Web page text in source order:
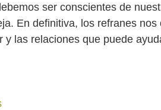
ser conscientes de
En definitiva, los refranes
y las relaciones que puede